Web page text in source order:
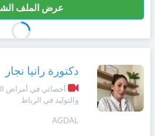
عرض الملف
دكتورة رانيا نجار
أخصائي في أمراض
والتوليد في الرباط
AGDAL